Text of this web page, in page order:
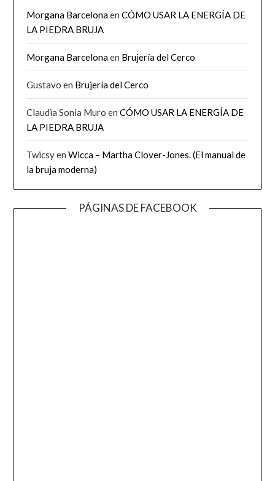
Morgana BarcelonaenCÓMO USAR LA ENERGÍA DE
LA PIEDRA BRUJA
Morgana Barcelonaen Brujería del Cerco
Gustavo en Brujería del Cerco
Claudia Sonia Muro enCÓMO USAR LA ENERGÍA DE
LA PIEDRA BRUJA
TwicsyenWicca – Martha Clover-Jones. (El manual de
la bruja moderna)
PÁGINAS DE FACEBOOK